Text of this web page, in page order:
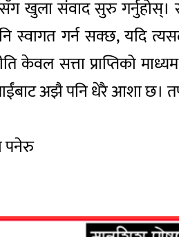
खुला संवाद सुरु गर्नुहोस्।
गर्न सक्छ, यदि
केवल सत्ता प्राप्तिको
अझै पनि धेरै आशा छ।
पनेरु